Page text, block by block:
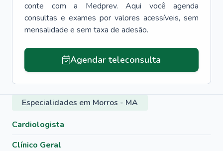
conte com a Medprev. Aqui você agenda
consultas e exames por valores acessíveis, sem
mensalidade e sem taxa de adesão.
Agendar teleconsulta
Especialidades em Morros - MA
Cardiologista
Clínico Geral